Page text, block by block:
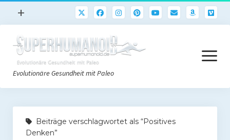
Menü
öffnen
+
Paleo
Rezepte
Sport
Gehirn
Freeletics
Evolutionäre Gesundheit mit Paleo
Menü
öffnen
Paleo Start
Paleo Grundlagen 2.0
Beiträge verschlagwortet als “Positives
Denken”